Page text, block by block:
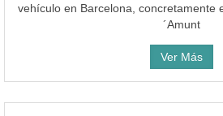
vehículo en Barcelona, concretamente
´Amunt
Ver Más